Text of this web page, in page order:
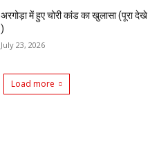
अरगोड़ा में हुए चोरी कांड का खुलासा (पूरा देखे
)
July 23, 2026
Load more